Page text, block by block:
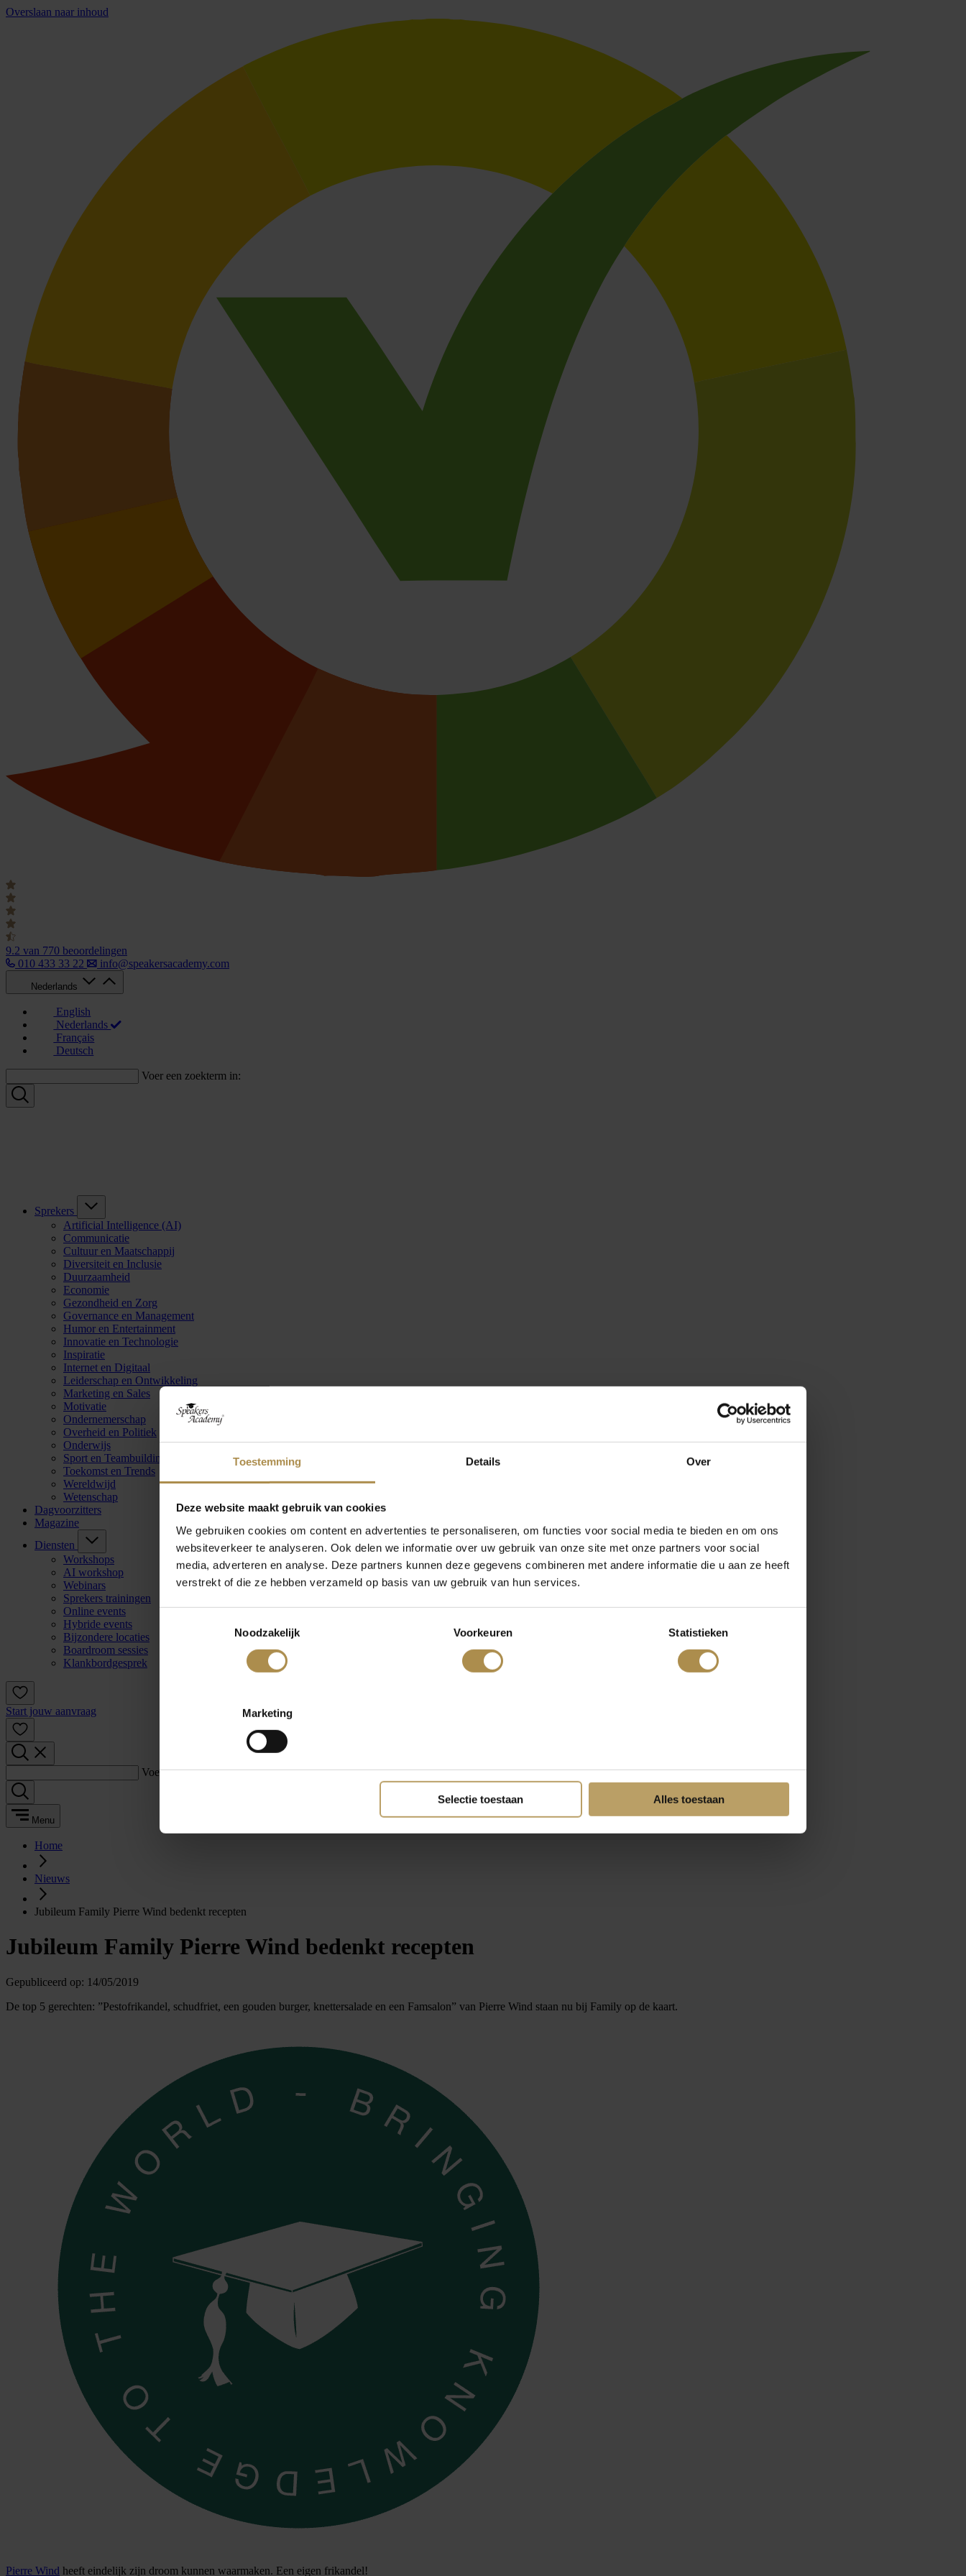
Toestemming Details Over
Deze website maakt gebruik van cookies
We gebruiken cookies om content en advertenties te personaliseren, om functies voor social media te bieden en om ons
websiteverkeer te analyseren. Ook delen we informatie over uw gebruik van onze site met onze partners voor social
media, adverteren en analyse. Deze partners kunnen deze gegevens combineren met andere informatie die u aan ze heeft
verstrekt of die ze hebben verzameld op basis van uw gebruik van hun services.
Noodzakelijk
Voorkeuren Statistieken
Marketing
Selectie toestaan Alles toestaan
Overslaan naar inhoud
9.2 van 770 beoordelingen
010 433 33 22
info@speakersacademy.com
Nederlands
English
Nederlands
Français
Deutsch
Voer een zoekterm in:
Sprekers
Artificial Intelligence (AI)
Communicatie
Cultuur en Maatschappij
Diversiteit en Inclusie
Duurzaamheid
Economie
Gezondheid en Zorg
Governance en Management
Humor en Entertainment
Innovatie en Technologie
Inspiratie
Internet en Digitaal
Leiderschap en Ontwikkeling
Marketing en Sales
Motivatie
Ondernemerschap
Overheid en Politiek
Onderwijs
Sport en Teambuilding
Toekomst en Trends
Wereldwijd
Wetenschap
Dagvoorzitters
Magazine
Diensten
Workshops
AI workshop
Webinars
Sprekers trainingen
Online events
Hybride events
Bijzondere locaties
Boardroom sessies
Klankbordgesprek
Start jouw aanvraag
Voer een zoekterm in:
Menu
Home
Nieuws
Jubileum Family Pierre Wind bedenkt recepten
Jubileum Family Pierre Wind bedenkt recepten
Gepubliceerd op: 14/05/2019
De top 5 gerechten: ”Pestofrikandel, schudfriet, een gouden burger, knettersalade en een Famsalon” van Pierre Wind staan nu bij Family op de kaart.
Pierre Wind heeft eindelijk zijn droom kunnen waarmaken. Een eigen frikandel!